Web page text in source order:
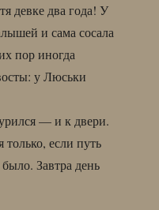
девке два года! У
и сама сосала
пор иногда
у Люськи
— и к двери.
если путь
Завтра день